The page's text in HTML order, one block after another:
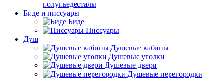
полупьедесталы
Биде и писсуары
Биде
Писсуары
Душ
Душевые кабины
Душевые уголки
Душевые двери
Душевые перегородки